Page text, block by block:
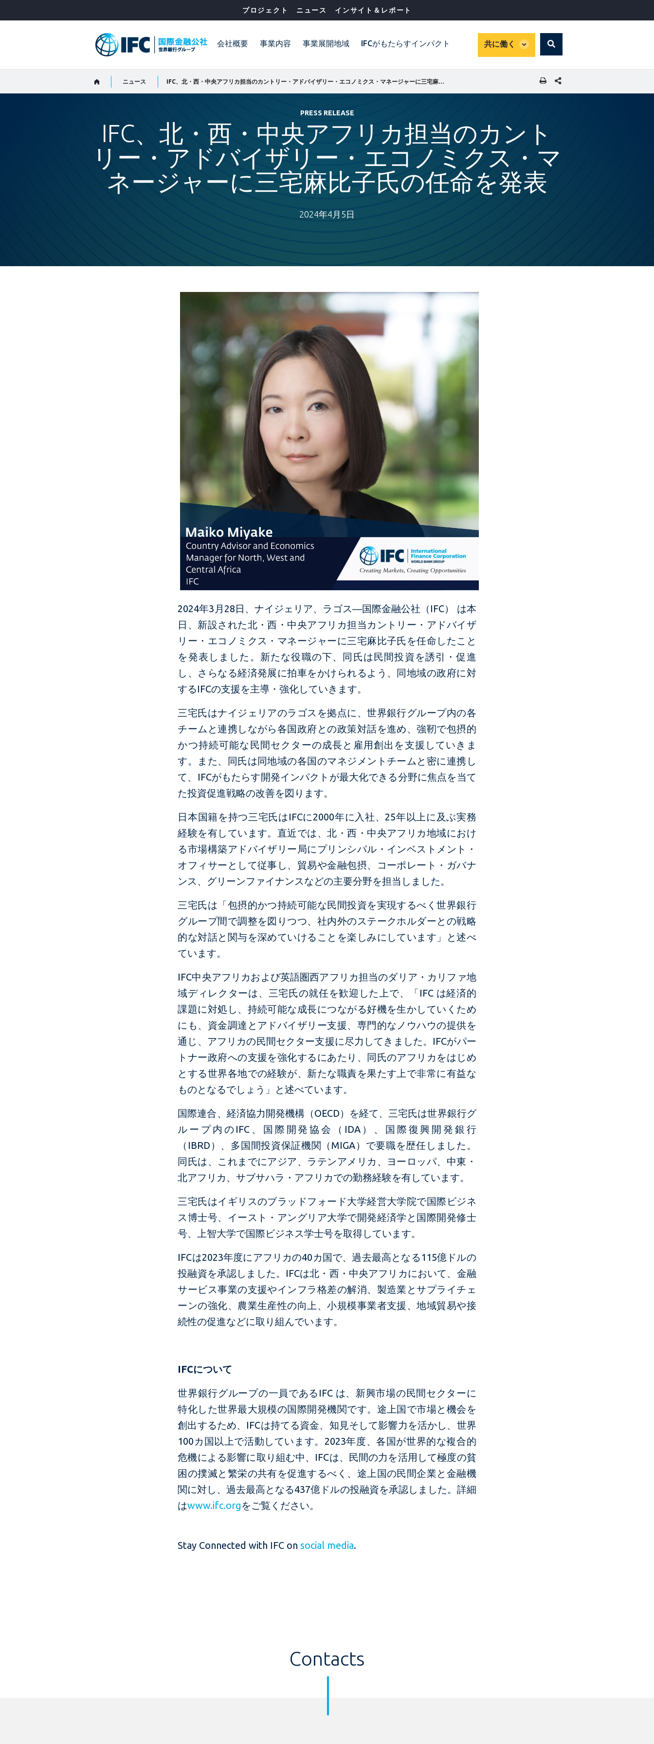
プロジェクト ニュース インサイト＆レポート
会社概要 事業内容 事業展開地域 IFCがもたらすインパクト 共に働く
global
Search
ニュース SHARE THIS PAGE
PRESS RELEASE
IFC、北・西・中央アフリカ担当のカント
リー・アドバイザリー・エコノミクス・マ
ネージャーに三宅麻比子氏の任命を発表
2024年4月5日
2024年3月28日、ナイジェリア、ラゴス―国際金融公社（IFC） は本
日、新設された北・西・中央アフリカ担当カントリー・アドバイザ
リー・エコノミクス・マネージャーに三宅麻比子氏を任命したこと
を発表しました。新たな役職の下、同氏は民間投資を誘引・促進
し、さらなる経済発展に拍車をかけられるよう、同地域の政府に対
するIFCの支援を主導・強化していきます。
三宅氏はナイジェリアのラゴスを拠点に、世界銀行グループ内の各
チームと連携しながら各国政府との政策対話を進め、強靭で包摂的
かつ持続可能な民間セクターの成長と雇用創出を支援していきま
す。また、同氏は同地域の各国のマネジメントチームと密に連携し
て、IFCがもたらす開発インパクトが最大化できる分野に焦点を当て
た投資促進戦略の改善を図ります。
日本国籍を持つ三宅氏はIFCに2000年に入社、25年以上に及ぶ実務
経験を有しています。直近では、北・西・中央アフリカ地域におけ
る市場構築アドバイザリー局にプリンシパル・インベストメント・
オフィサーとして従事し、貿易や金融包摂、コーポレート・ガバナ
ンス、グリーンファイナンスなどの主要分野を担当しました。
三宅氏は「包摂的かつ持続可能な民間投資を実現するべく世界銀行
グループ間で調整を図りつつ、社内外のステークホルダーとの戦略
的な対話と関与を深めていけることを楽しみにしています」と述べ
ています。
IFC中央アフリカおよび英語圏西アフリカ担当のダリア・カリファ地
域ディレクターは、三宅氏の就任を歓迎した上で、「IFC は経済的
課題に対処し、持続可能な成長につながる好機を生かしていくため
にも、資金調達とアドバイザリー支援、専門的なノウハウの提供を
通じ、アフリカの民間セクター支援に尽力してきました。IFCがパー
トナー政府への支援を強化するにあたり、同氏のアフリカをはじめ
とする世界各地での経験が、新たな職責を果たす上で非常に有益な
ものとなるでしょう」と述べています。
国際連合、経済協力開発機構（OECD）を経て、三宅氏は世界銀行グ
ループ内のIFC、国際開発協会（IDA）、国際復興開発銀行
（IBRD）、多国間投資保証機関（MIGA）で要職を歴任しました。
同氏は、これまでにアジア、ラテンアメリカ、ヨーロッパ、中東・
北アフリカ、サブサハラ・アフリカでの勤務経験を有しています。
三宅氏はイギリスのブラッドフォード大学経営大学院で国際ビジネ
ス博士号、イースト・アングリア大学で開発経済学と国際開発修士
号、上智大学で国際ビジネス学士号を取得しています。
IFCは2023年度にアフリカの40カ国で、過去最高となる115億ドルの
投融資を承認しました。IFCは北・西・中央アフリカにおいて、金融
サービス事業の支援やインフラ格差の解消、製造業とサプライチェ
ーンの強化、農業生産性の向上、小規模事業者支援、地域貿易や接
続性の促進などに取り組んでいます。
IFCについて
世界銀行グループの一員であるIFC は、新興市場の民間セクターに
特化した世界最大規模の国際開発機関です。途上国で市場と機会を
創出するため、IFCは持てる資金、知見そして影響力を活かし、世界
100カ国以上で活動しています。2023年度、各国が世界的な複合的
危機による影響に取り組む中、IFCは、民間の力を活用して極度の貧
困の撲滅と繁栄の共有を促進するべく、途上国の民間企業と金融機
関に対し、過去最高となる437億ドルの投融資を承認しました。詳細
はwww.ifc.orgをご覧ください。
Stay Connected with IFC on social media.
Contacts